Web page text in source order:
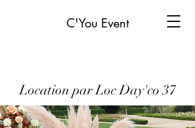
C'You Event
Location par Loc Day'co 37